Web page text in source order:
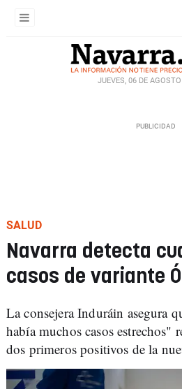
JUEVES, 06 DE
SALUD
Navarra detecta
casos de variante
La consejera Induráin asegura
había muchos casos estrechos"
dos primeros positivos de la